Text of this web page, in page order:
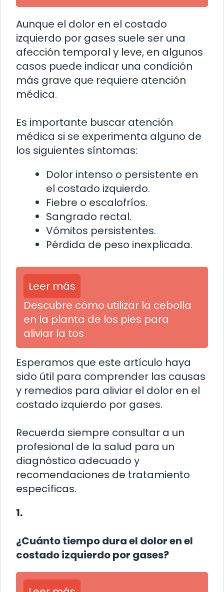
Aunque el dolor en el costado
izquierdo por gases suele ser una
afección temporal y leve, en algunos
casos puede indicar una condición
más grave que requiere atención
médica.
Es importante buscar atención
médica si se experimenta alguno de
los siguientes síntomas:
Dolor intenso o persistente en
el costado izquierdo.
Fiebre o escalofríos.
Sangrado rectal.
Vómitos persistentes.
Pérdida de peso inexplicada.
Leer más
Descubre cómo utilizar la cebolla
en la planta de los pies para
aliviar la tos
Esperamos que este artículo haya
sido útil para comprender las causas
y remedios para aliviar el dolor en el
costado izquierdo por gases.
Recuerda siempre consultar a un
profesional de la salud para un
diagnóstico adecuado y
recomendaciones de tratamiento
específicas.
1.
¿Cuánto tiempo dura el dolor en el
costado izquierdo por gases?